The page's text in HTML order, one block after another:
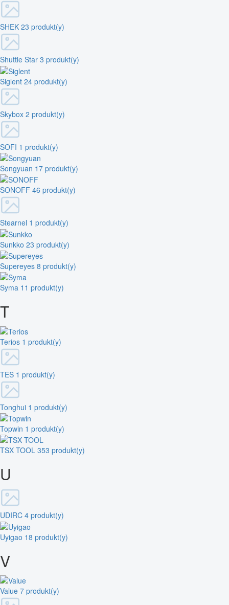
SHEK 23 produkt(y)
Shuttle Star 3 produkt(y)
Siglent 24 produkt(y)
Skybox 2 produkt(y)
SOFI 1 produkt(y)
Songyuan 17 produkt(y)
SONOFF 46 produkt(y)
Stearnel 1 produkt(y)
Sunkko 23 produkt(y)
Supereyes 8 produkt(y)
Syma 11 produkt(y)
T
Terios 1 produkt(y)
TES 1 produkt(y)
Tonghui 1 produkt(y)
Topwin 1 produkt(y)
TSX TOOL 353 produkt(y)
U
UDIRC 4 produkt(y)
Uyigao 18 produkt(y)
V
Value 7 produkt(y)